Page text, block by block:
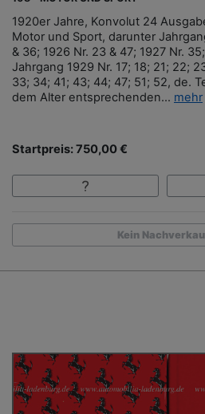
1920er Jahre, Konvolut 24
Motor und Sport, darunter
& 36; 1926 Nr. 23 & 47; 1927 Nr.
Jahrgang 1929 Nr. 17; 18; 21; 22;
33; 34; 41; 43; 44; 47; 51; 52, de.
dem Alter entsprechenden... mehr
Startpreis: 750,00 €
Kein